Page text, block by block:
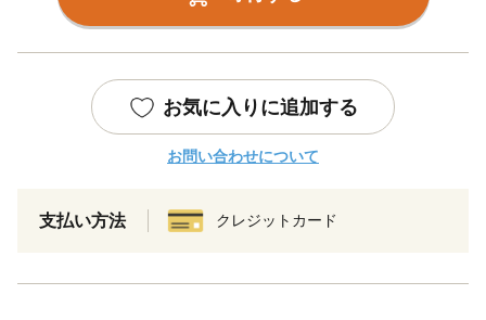
お気に入りに追加する
お問い合わせについて
支払い方法 クレジットカード